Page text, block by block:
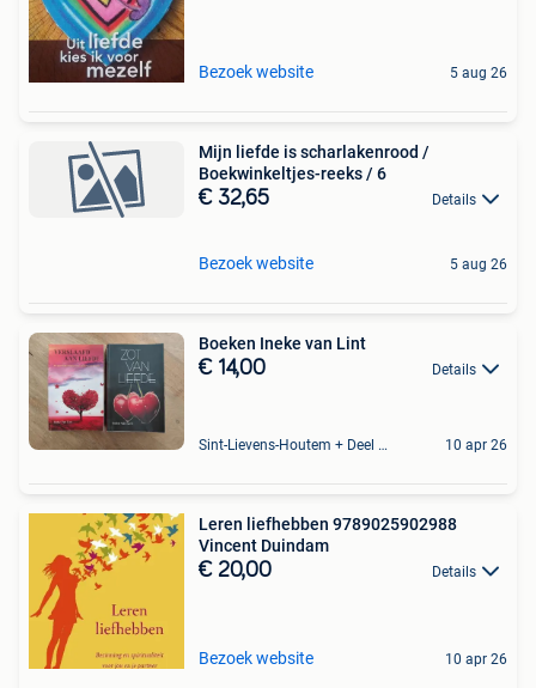
Bezoek website 5 aug 26
Mijn liefde is scharlakenrood /
Boekwinkeltjes-reeks / 6
€ 32,65 Details
Bezoek website 5 aug 26
Boeken Ineke van Lint
€ 14,00 Details
Sint-Lievens-Houtem + Deel Oombergen 10 apr 26
Leren liefhebben 9789025902988
Vincent Duindam
€ 20,00 Details
Bezoek website 10 apr 26